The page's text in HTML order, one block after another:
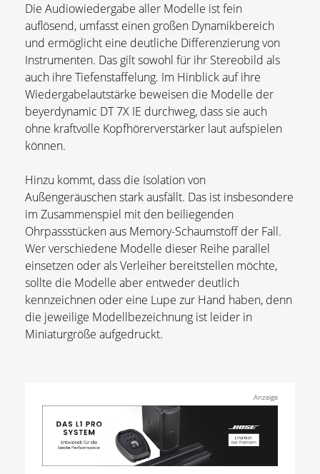
Die Audiowiedergabe aller Modelle ist fein
auflösend, umfasst einen großen Dynamikbereich
und ermöglicht eine deutliche Differenzierung von
Instrumenten. Das gilt sowohl für ihr Stereobild als
auch ihre Tiefenstaffelung. Im Hinblick auf ihre
Wiedergabelautstärke beweisen die Modelle der
beyerdynamic DT 7X IE durchweg, dass sie auch
ohne kraftvolle Kopfhörerverstärker laut aufspielen
können.
Hinzu kommt, dass die Isolation von
Außengeräuschen stark ausfällt. Das ist insbesondere
im Zusammenspiel mit den beiliegenden
Ohrpassstücken aus Memory-Schaumstoff der Fall.
Wer verschiedene Modelle dieser Reihe parallel
einsetzen oder als Verleiher bereitstellen möchte,
sollte die Modelle aber entweder deutlich
kennzeichnen oder eine Lupe zur Hand haben, denn
die jeweilige Modellbezeichnung ist leider in
Miniaturgröße aufgedruckt.
Anzeige